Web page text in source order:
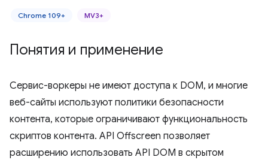
Chrome 109+ MV3+
Понятия и применение
Сервис-воркеры не имеют доступа к DOM, и многие
веб-сайты используют политики безопасности
контента, которые ограничивают функциональность
скриптов контента. API Offscreen позволяет
расширению использовать API DOM в скрытом